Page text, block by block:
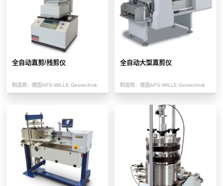
全自动直剪/残剪仪
制造商： 德国APS-WILLE Geotechnik
全自动大型直剪仪
制造商： 德国APS-WILLE Geotechnik